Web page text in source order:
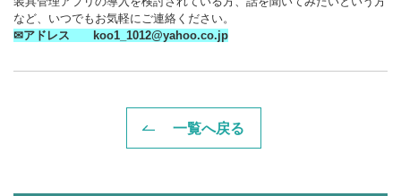
など、いつでもお気軽にご連絡ください。
✉アドレス koo1_1012@yahoo.co.jp
一覧へ戻る